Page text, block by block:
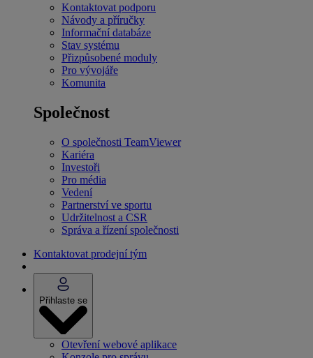
Kontaktovat podporu
Návody a příručky
Informační databáze
Stav systému
Přizpůsobené moduly
Pro vývojáře
Komunita
Společnost
O společnosti TeamViewer
Kariéra
Investoři
Pro média
Vedení
Partnerství ve sportu
Udržitelnost a CSR
Správa a řízení společnosti
Kontaktovat prodejní tým
Přihlaste se
Otevření webové aplikace